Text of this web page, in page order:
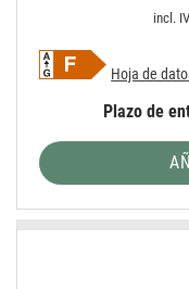
incl.
Hoja de
Plazo de